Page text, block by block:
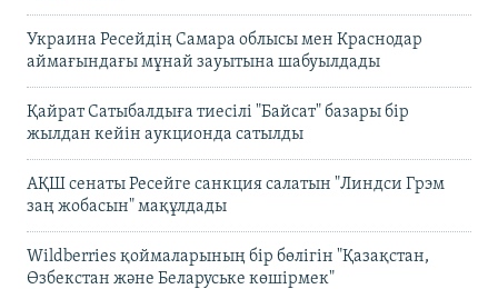
Украина Ресейдің Самара облысы мен Краснодар
аймағындағы мұнай зауытына шабуылдады
Қайрат Сатыбалдыға тиесілі "Байсат" базары бір
жылдан кейін аукционда сатылды
АҚШ сенаты Ресейге санкция салатын "Линдси Грэм
заң жобасын" мақұлдады
Wildberries қоймаларының бір бөлігін "Қазақстан,
Өзбекстан және Беларуське көшірмек"